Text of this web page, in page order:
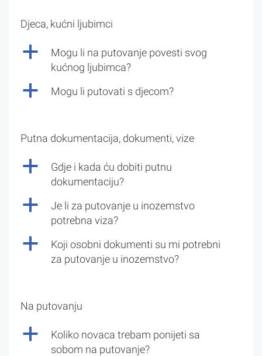
Djeca, kućni ljubimci
a
Mogu li na putovanje povesti svog
kućnog ljubimca?
a Mogu li putovati s djecom?
Putna dokumentacija, dokumenti, vize
a
Gdje i kada ću dobiti putnu
dokumentaciju?
a
Je li za putovanje u inozemstvo
potrebna viza?
a
Koji osobni dokumenti su mi potrebni
za putovanje u inozemstvo?
Na putovanju
a
Koliko novaca trebam ponijeti sa
sobom na putovanje?